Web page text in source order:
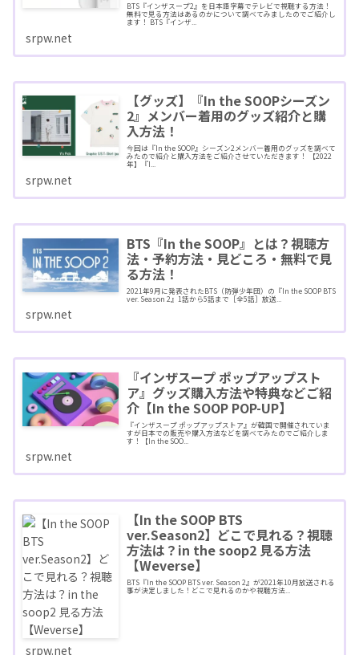
BTS『インザスープ2』を日本語字幕でテレビで視聴する方法！
無料で見る方法はあるのかについて調べてみましたのでご紹介し
ます！ BTS『インザ...
srpw.net
【グッズ】『In the SOOPシーズン
2』メンバー着用のグッズ紹介と購
入方法！
今回は『In the SOOP』シーズン2メンバー着用のグッズを調べて
みたので紹介と購入方法をご紹介させていただきます！ 【2022
年】『I...
srpw.net
BTS『In the SOOP』とは？視聴方
法・予約方法・見どころ・無料で見
る方法！
2021年9月に発表されたBTS（防弾少年団）の『In the SOOP BTS
ver. Season 2』1話から5話まで［全5話］放送...
srpw.net
『インザスープ ポップアップスト
ア』グッズ購入方法や特典などご紹
介【In the SOOP POP-UP】
『インザスープ ポップアップストア』が韓国で開催されていま
すが日本での販売や購入方法などを調べてみたのでご紹介しま
す！【In the SOO...
srpw.net
【In the SOOP BTS
ver.Season2】どこで見れる？視聴
方法は？in the soop2 見る方法
【Weverse】
BTS『In the SOOP BTS ver. Season 2』が2021年10月放送される
事が決定しました！どこで見れるのかや視聴方法...
srpw.net